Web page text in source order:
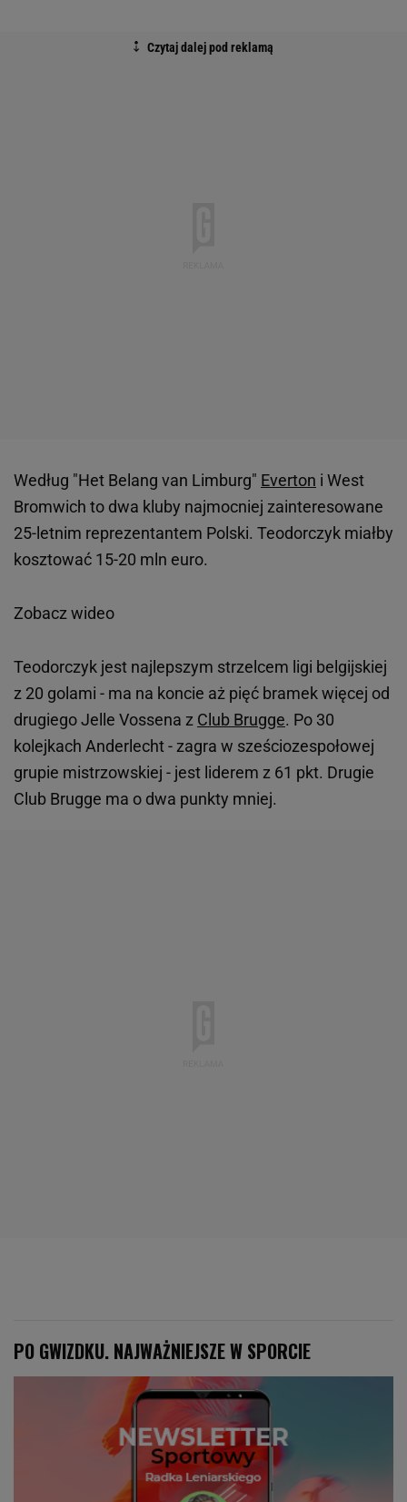
Według "Het Belang van Limburg" Everton i West
Bromwich to dwa kluby najmocniej zainteresowane
25-letnim reprezentantem Polski. Teodorczyk miałby
kosztować 15-20 mln euro.
Zobacz wideo
Teodorczyk jest najlepszym strzelcem ligi belgijskiej
z 20 golami - ma na koncie aż pięć bramek więcej od
drugiego Jelle Vossena z Club Brugge. Po 30
kolejkach Anderlecht - zagra w sześciozespołowej
grupie mistrzowskiej - jest liderem z 61 pkt. Drugie
Club Brugge ma o dwa punkty mniej.